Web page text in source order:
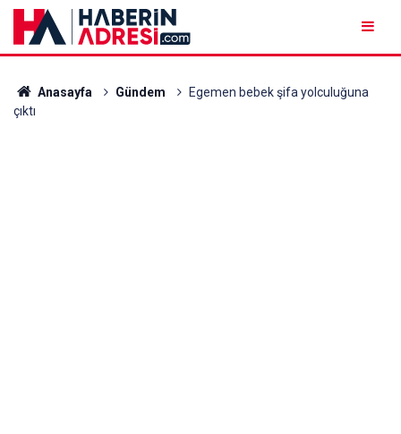
Anasayfa Gündem
Egemen bebek şifa yolculuğuna
çıktı